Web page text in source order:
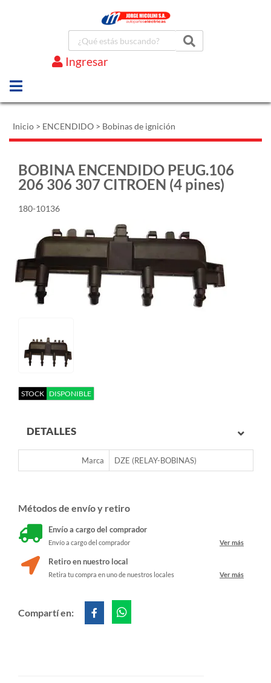
Ingresar
Inicio > ENCENDIDO > Bobinas de ignición
BOBINA ENCENDIDO PEUG.106
206 306 307 CITROEN (4 pines)
180-10136
STOCK DISPONIBLE
DETALLES
Marca DZE (RELAY-BOBINAS)
Métodos de envío y retiro
Envío a cargo del comprador
Envío a cargo del comprador Ver más
Retiro en nuestro local
Retira tu compra en uno de nuestros locales Ver más
Compartí en: